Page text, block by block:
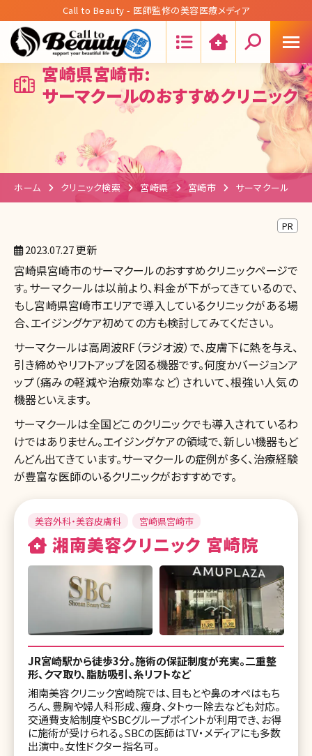
Call to Beauty - 医師監修の美容医療メディア
宮崎県宮崎市:
サーマクールのおすすめクリニック
ホーム クリニック検索 宮崎県 宮崎市 サーマクール
PR
2023.07.27 更新
宮崎県宮崎市のサーマクールのおすすめクリニックページで
す。サーマクールは以前より、料金が下がってきているので、
もし宮崎県宮崎市エリアで導入しているクリニックがある場
合、エイジングケア初めての方も検討してみてください。
サーマクールは高周波RF（ラジオ波）で、皮膚下に熱を与え、
引き締めやリフトアップを図る機器です。何度かバージョンア
ップ（痛みの軽減や治療効率など）されいて、根強い人気の
機器といえます。
サーマクールは全国どこのクリニックでも導入されているわ
けではありません。エイジングケアの領域で、新しい機器もど
んどん出てきています。サーマクールの症例が多く、治療経験
が豊富な医師のいるクリニックがおすすめです。
美容外科・美容皮膚科 宮崎県宮崎市
湘南美容クリニック 宮崎院
JR宮崎駅から徒歩3分。施術の保証制度が充実。二重整
形、クマ取り、脂肪吸引、糸リフトなど
湘南美容クリニック宮崎院では、目もとや鼻のオペはもち
ろん、豊胸や婦人科形成、痩身、タトゥー除去なども対応。
交通費支給制度やSBCグループポイントが利用でき、お得
に施術が受けられる。SBCの医師はTV・メディアにも多数
出演中。女性ドクター指名可。